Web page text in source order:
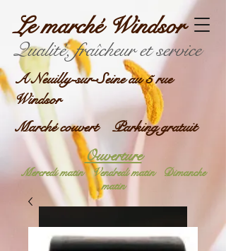
Le marché Windsor
Qualité, fraîcheur et service
A Neuilly-sur-Seine au 5 rue
Windsor
Marché couvert Parking gratuit
Ouverture
Mercredi matinVendredi matin Dimanche
matin